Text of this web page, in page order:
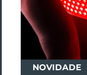
NOVIDADE